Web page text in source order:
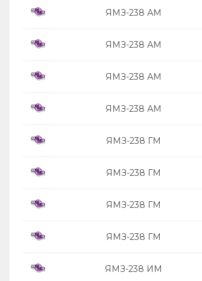
ЯМЗ-238 АМ
ЯМЗ-238 АМ
ЯМЗ-238 АМ
ЯМЗ-238 АМ
ЯМЗ-238 ГМ
ЯМЗ-238 ГМ
ЯМЗ-238 ГМ
ЯМЗ-238 ГМ
ЯМЗ-238 ИМ